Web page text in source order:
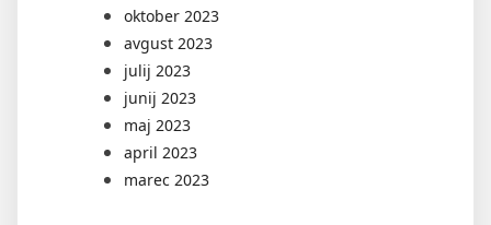
oktober 2023
avgust 2023
julij 2023
junij 2023
maj 2023
april 2023
marec 2023